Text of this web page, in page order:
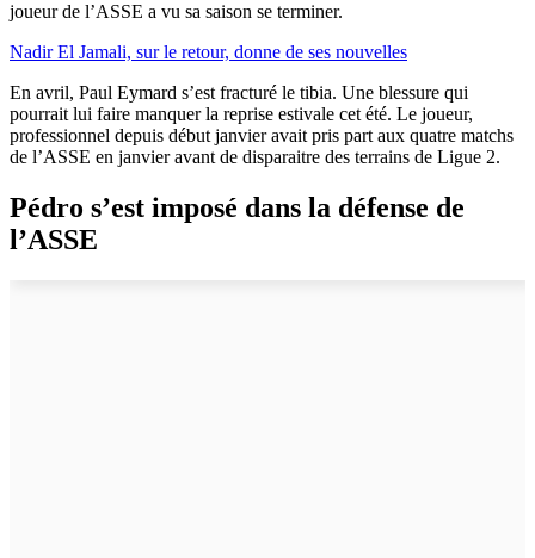
joueur de l’ASSE a vu sa saison se terminer.
Nadir El Jamali, sur le retour, donne de ses nouvelles
En avril, Paul Eymard s’est fracturé le tibia. Une blessure qui
pourrait lui faire manquer la reprise estivale cet été. Le joueur,
professionnel depuis début janvier avait pris part aux quatre matchs
de l’ASSE en janvier avant de disparaitre des terrains de Ligue 2.
Pédro s’est imposé dans la défense de
l’ASSE